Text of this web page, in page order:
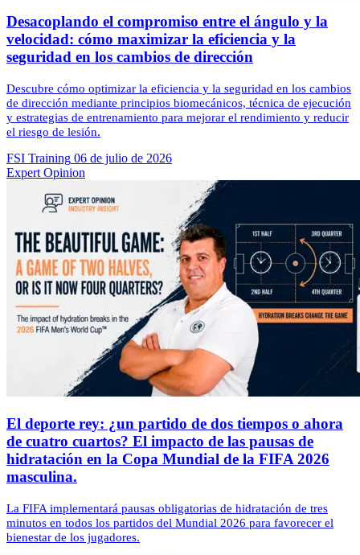
Desacoplando el compromiso entre el ángulo y la
velocidad: cómo maximizar la eficiencia y la
seguridad en los cambios de dirección
Descubre cómo optimizar la eficiencia y la seguridad en los cambios
de dirección mediante principios biomecánicos, técnica de ejecución
y estrategias de entrenamiento para mejorar el rendimiento y reducir
el riesgo de lesión.
FSI Training 06 de julio de 2026
Expert Opinion
El deporte rey: ¿un partido de dos tiempos o ahora
de cuatro cuartos? El impacto de las pausas de
hidratación en la Copa Mundial de la FIFA 2026
masculina.
La FIFA implementará pausas obligatorias de hidratación de tres
minutos en todos los partidos del Mundial 2026 para favorecer el
bienestar de los jugadores.